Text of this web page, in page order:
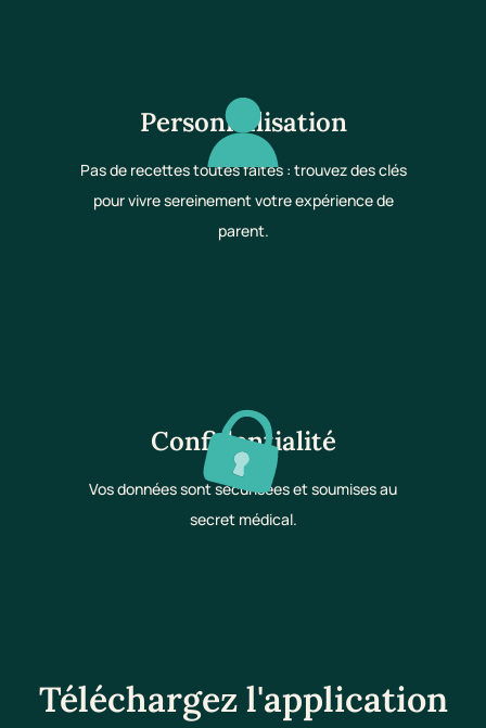
Personnalisation
Pas de recettes toutes faites : trouvez des clés
pour vivre sereinement votre expérience de
parent.
Confidentialité
Vos données sont sécurisées et soumises au
secret médical.
Téléchargez l'application